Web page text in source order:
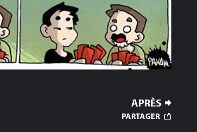
APRÈS
PARTAGER